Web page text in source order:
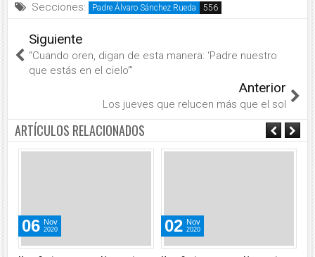
Secciones: Padre Álvaro Sánchez Rueda
Siguiente
“Cuando oren, digan de esta manera: ‘Padre nuestro
que estás en el cielo’”
Anterior
Los jueves que relucen más que el sol
ARTÍCULOS RELACIONADOS
06 Nov
2020 02 Nov
2020